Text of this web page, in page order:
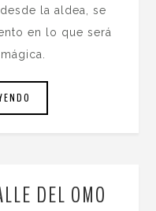
la aldea, se
en lo que será
DEL OMO